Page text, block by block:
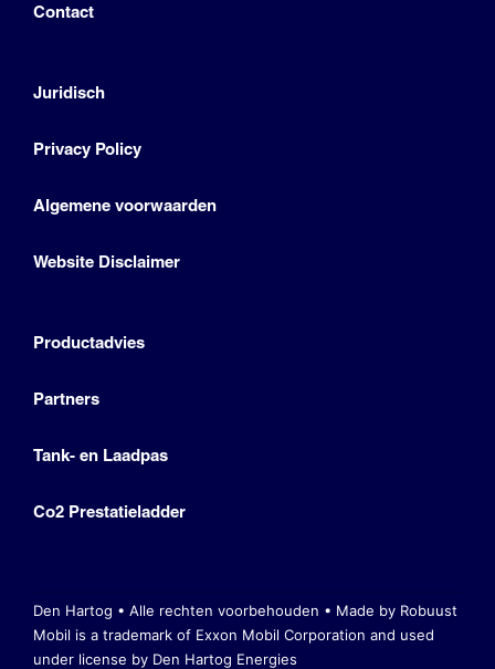
Contact
Juridisch
Privacy Policy
Algemene voorwaarden
Website Disclaimer
Productadvies
Partners
Tank- en Laadpas
Co2 Prestatieladder
Den Hartog • Alle rechten voorbehouden • Made by Robuust
Mobil is a trademark of Exxon Mobil Corporation and used
under license by Den Hartog Energies